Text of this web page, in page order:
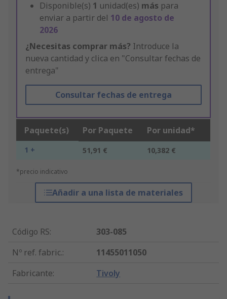
Disponible(s) 1 unidad(es) más para
enviar a partir del 10 de agosto de
2026
¿Necesitas comprar más? Introduce la
nueva cantidad y clica en "Consultar fechas de
entrega"
Consultar fechas de entrega
Paquete(s) Por Paquete Por unidad*
1 + 51,91 € 10,382 €
*precio indicativo
Añadir a una lista de materiales
Código RS:
303-085
Nº ref. fabric.:
11455011050
Fabricante: Tivoly